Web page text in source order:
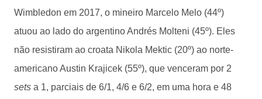
Wimbledon em 2017, o mineiro Marcelo Melo (44º)
atuou ao lado do argentino Andrés Molteni (45º). Eles
não resistiram ao croata Nikola Mektic (20º) ao norte-
americano Austin Krajicek (55º), que venceram por 2
sets a 1, parciais de 6/1, 4/6 e 6/2, em uma hora e 48